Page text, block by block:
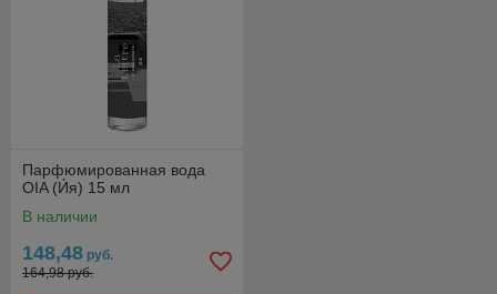
Парфюмированная вода
OIA (И́я) 15 мл
В наличии
148,48 руб.
164,98 руб.